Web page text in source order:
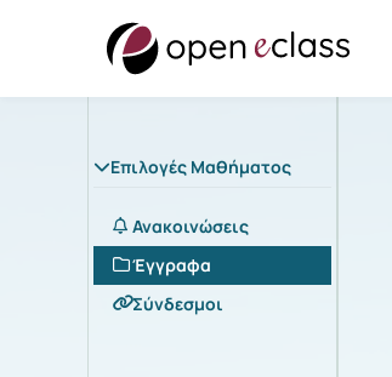
Επιλογές Μαθήματος
Ανακοινώσεις
Έγγραφα
Σύνδεσμοι